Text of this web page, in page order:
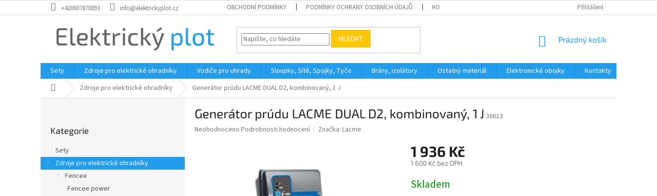
na
+420607870893 info@elektrickyplot.cz OBCHODNÍ PODMÍNKY PODMÍNKY OCHRANY OSOBNÍCH ÚDAJŮ KONTAKTY Přihlášení
HLEDAT
NÁKUPNÍ
Prázdný košík
Sety Zdroje pro elektrické ohradníky Vodiče pro ohrady Sloupky, Sítě, Spojky, Tyče Brány, izolátory Ostatný materiál Elektronické obojky Kontakty
Domů Zdroje pro elektrické ohradníky Generátor prúdu LACME DUAL D2, kombinovaný, 1 J
a
n
kategorie
Kategorie
Sety
Zdroje pro elektrické ohradníky
Fencee
Fencee power
Generátor prúdu LACME DUAL D2, kombinovaný, 1 J 36613
Průměrné
Neohodnoceno Podrobnosti hodnocení Značka: Lacme
1 936 Kč
1 600 Kč bez DPH
cena:
Skladem